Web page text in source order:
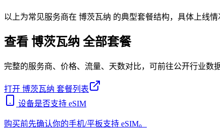
以上为常见服务商在 博茨瓦纳 的典型套餐结构，具体上线
查看 博茨瓦纳 全部套餐
完整的服务商、价格、流量、天数对比，可前往公开行业数
打开 博茨瓦纳 套餐列表
设备是否支持 eSIM
购买前先确认你的手机/平板支持 eSIM。